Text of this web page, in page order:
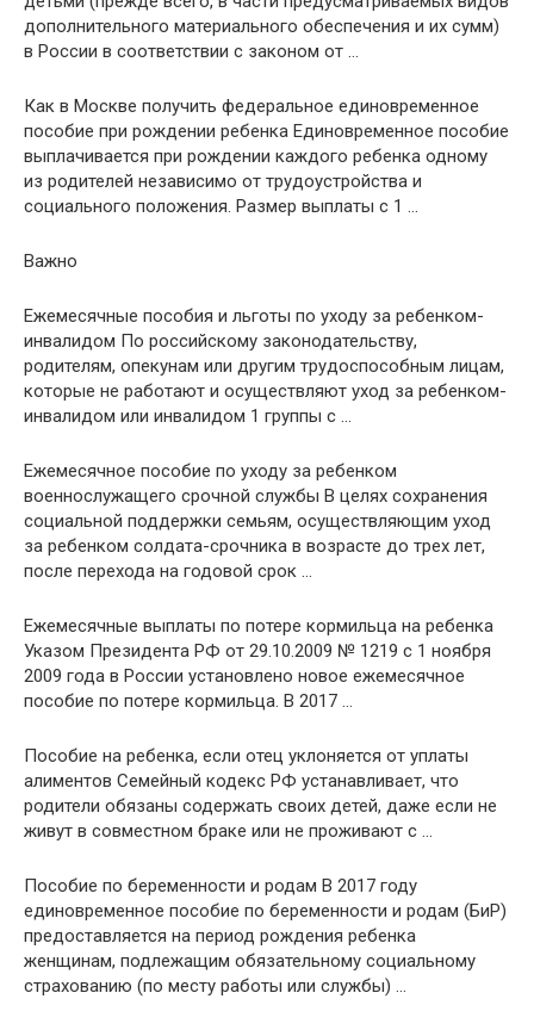
дополнительного материального обеспечения и их сумм)
в России в соответствии с законом от …
Как в Москве получить федеральное единовременное
пособие при рождении ребенка Единовременное пособие
выплачивается при рождении каждого ребенка одному
из родителей независимо от трудоустройства и
социального положения. Размер выплаты с 1 …
Важно
Ежемесячные пособия и льготы по уходу за ребенком-
инвалидом По российскому законодательству,
родителям, опекунам или другим трудоспособным лицам,
которые не работают и осуществляют уход за ребенком-
инвалидом или инвалидом 1 группы с …
Ежемесячное пособие по уходу за ребенком
военнослужащего срочной службы В целях сохранения
социальной поддержки семьям, осуществляющим уход
за ребенком солдата-срочника в возрасте до трех лет,
после перехода на годовой срок …
Ежемесячные выплаты по потере кормильца на ребенка
Указом Президента РФ от 29.10.2009 № 1219 с 1 ноября
2009 года в России установлено новое ежемесячное
пособие по потере кормильца. В 2017 …
Пособие на ребенка, если отец уклоняется от уплаты
алиментов Семейный кодекс РФ устанавливает, что
родители обязаны содержать своих детей, даже если не
живут в совместном браке или не проживают с …
Пособие по беременности и родам В 2017 году
единовременное пособие по беременности и родам (БиР)
предоставляется на период рождения ребенка
женщинам, подлежащим обязательному социальному
страхованию (по месту работы или службы) …